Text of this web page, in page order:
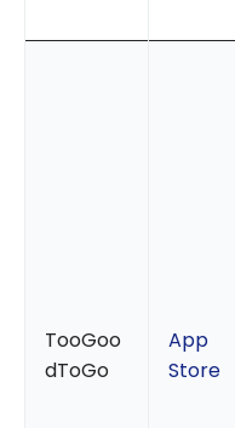
TooGoo
dToGo
App
Store